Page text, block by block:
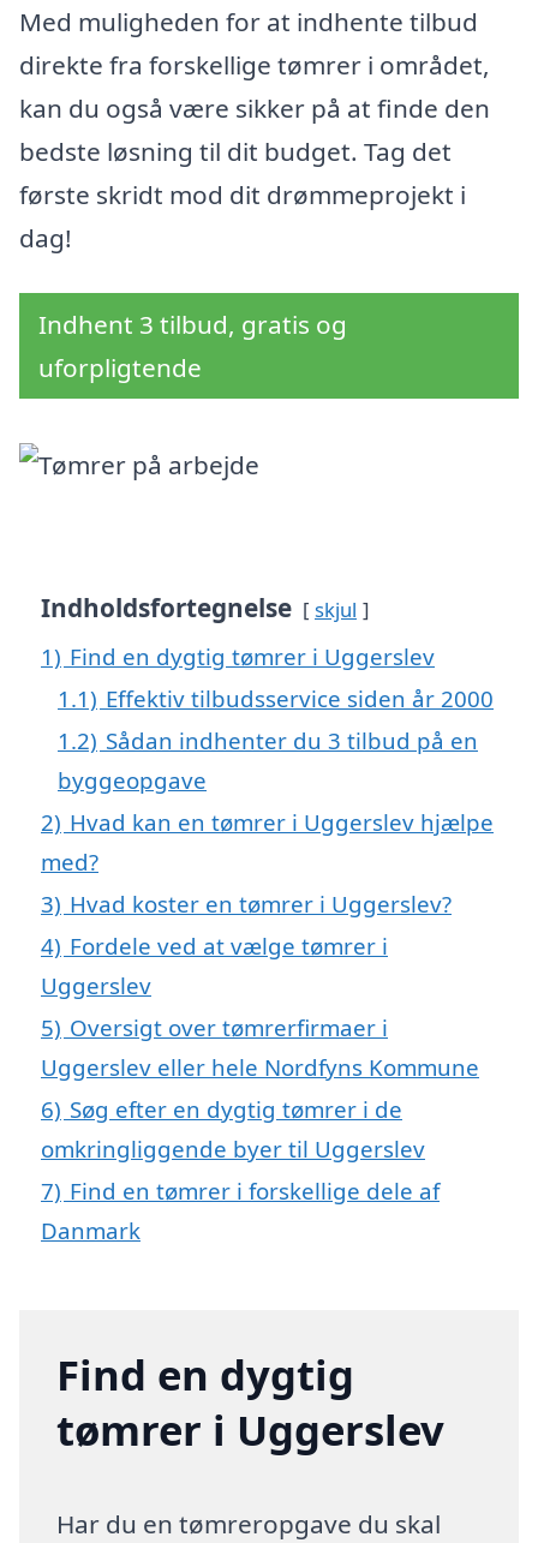
Med muligheden for at indhente tilbud
direkte fra forskellige tømrer i området,
kan du også være sikker på at finde den
bedste løsning til dit budget. Tag det
første skridt mod dit drømmeprojekt i
dag!
Indhent 3 tilbud, gratis og
uforpligtende
Indholdsfortegnelse skjul
1) Find en dygtig tømrer i Uggerslev
1.1) Effektiv tilbudsservice siden år 2000
1.2) Sådan indhenter du 3 tilbud på en
byggeopgave
2) Hvad kan en tømrer i Uggerslev hjælpe
med?
3) Hvad koster en tømrer i Uggerslev?
4) Fordele ved at vælge tømrer i
Uggerslev
5) Oversigt over tømrerfirmaer i
Uggerslev eller hele Nordfyns Kommune
6) Søg efter en dygtig tømrer i de
omkringliggende byer til Uggerslev
7) Find en tømrer i forskellige dele af
Danmark
Find en dygtig
tømrer i Uggerslev
Har du en tømreropgave du skal